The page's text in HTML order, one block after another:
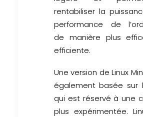
rentabiliser la
performance de
de manière plus
efficiente.
Une version de Linux
également basée sur
qui est réservé à une
plus expérimentée.